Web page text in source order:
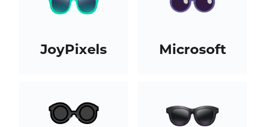
JoyPixels Microsoft